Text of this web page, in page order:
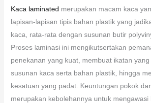
Kaca laminated merupakan macam kaca
lapisan-lapisan tipis bahan plastik yang
kaca, rata-rata dengan susunan butir
Proses laminasi ini mengikutsertakan
penekanan yang kuat, membuat ikatan
susunan kaca serta bahan plastik, hingga
kesatuan yang padat. Keuntungan pokok
merupakan kebolehannya untuk mengawasi